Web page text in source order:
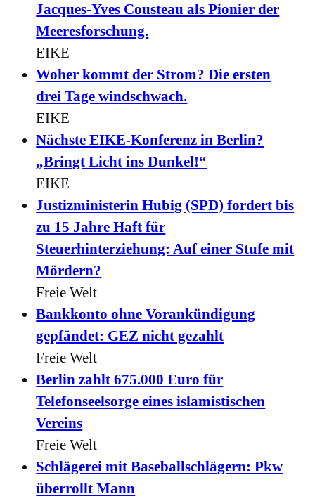
Jacques-Yves Cousteau als Pionier der
Meeresforschung.
EIKE
Woher kommt der Strom? Die ersten
drei Tage windschwach.
EIKE
Nächste EIKE-Konferenz in Berlin?
„Bringt Licht ins Dunkel!“
EIKE
Justizministerin Hubig (SPD) fordert bis
zu 15 Jahre Haft für
Steuerhinterziehung: Auf einer Stufe mit
Mördern?
Freie Welt
Bankkonto ohne Vorankündigung
gepfändet: GEZ nicht gezahlt
Freie Welt
Berlin zahlt 675.000 Euro für
Telefonseelsorge eines islamistischen
Vereins
Freie Welt
Schlägerei mit Baseballschlägern: Pkw
überrollt Mann